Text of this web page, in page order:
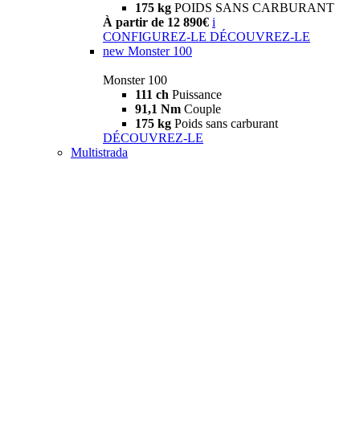
175 kg POIDS SANS CARBURANT
À partir de 12 890€ i
CONFIGUREZ-LE DÉCOUVREZ-LE
new Monster 100
Monster 100
111 ch Puissance
91,1 Nm Couple
175 kg Poids sans carburant
DÉCOUVREZ-LE
Multistrada